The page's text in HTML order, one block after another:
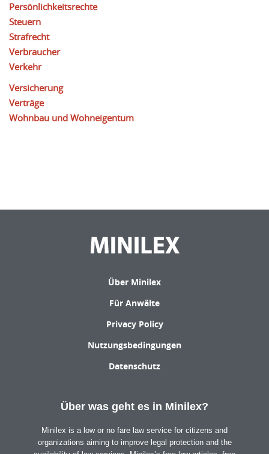
Persönlichkeitsrechte
Steuern
Strafrecht
Verbraucher
Verkehr
Versicherung
Verträge
Wohnbau und Wohneigentum
Über Minilex
Für Anwälte
Privacy Policy
Nutzungsbedingungen
Datenschutz
Über was geht es in Minilex?
Minilex is a low or no fare law service for citizens and
organizations aiming to improve legal protection and the